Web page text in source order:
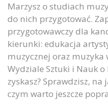
Marzysz o studiach
do nich przygotować.
przygotowawczy dla
kierunki: edukacja
muzycznej oraz
Wydziale Sztuki i Nauk o
zyskasz? Sprawdzisz,
czym warto jeszcze